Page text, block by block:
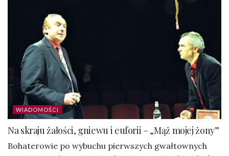
WIADOMOŚCI
Na skraju żałości, gniewu i euforii – „Mąż mojej żony”
Bohaterowie po wybuchu pierwszych gwałtownych